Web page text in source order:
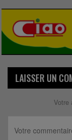
LAISSER UN
Votre